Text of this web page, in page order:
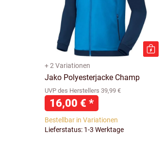
+ 2 Variationen
Jako Polyesterjacke Champ
UVP des Herstellers 39,99 €
16,00 € *
Bestellbar in Variationen
Lieferstatus: 1-3 Werktage